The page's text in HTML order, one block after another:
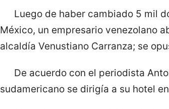
Luego de haber cambiado 5 mil
México, un empresario venezolano
alcaldía Venustiano Carranza; se
De acuerdo con el periodista
sudamericano se dirigía a su hotel